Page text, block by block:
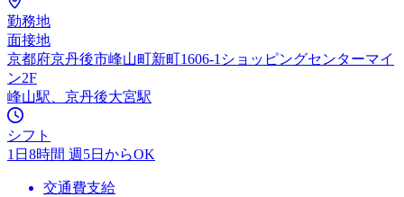
勤務地
面接地
京都府京丹後市峰山町新町1606-1ショッピングセンターマイ
ン2F
峰山駅、京丹後大宮駅
シフト
1日8時間 週5日からOK
交通費支給